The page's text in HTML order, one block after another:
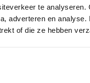
te analyseren.
adverteren en
of die ze hebben
Nepeta